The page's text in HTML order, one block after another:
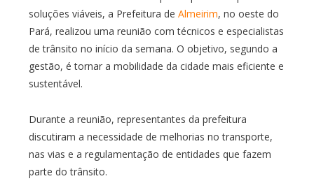
soluções viáveis, a Prefeitura de Almeirim, no oeste do
Pará, realizou uma reunião com técnicos e especialistas
de trânsito no início da semana. O objetivo, segundo a
gestão, é tornar a mobilidade da cidade mais eficiente e
sustentável.
Durante a reunião, representantes da prefeitura
discutiram a necessidade de melhorias no transporte,
nas vias e a regulamentação de entidades que fazem
parte do trânsito.